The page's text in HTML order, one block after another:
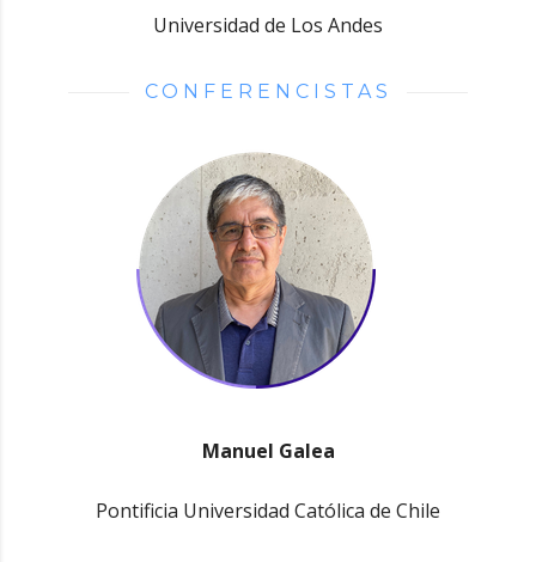
Universidad de Los Andes
CONFERENCISTAS
Manuel Galea
Pontificia Universidad Católica de Chile